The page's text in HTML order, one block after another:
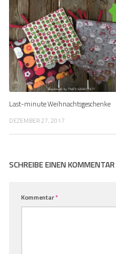
Last-minute Weihnachtsgeschenke
DEZEMBER 27, 2017
SCHREIBE EINEN KOMMENTAR
Kommentar*